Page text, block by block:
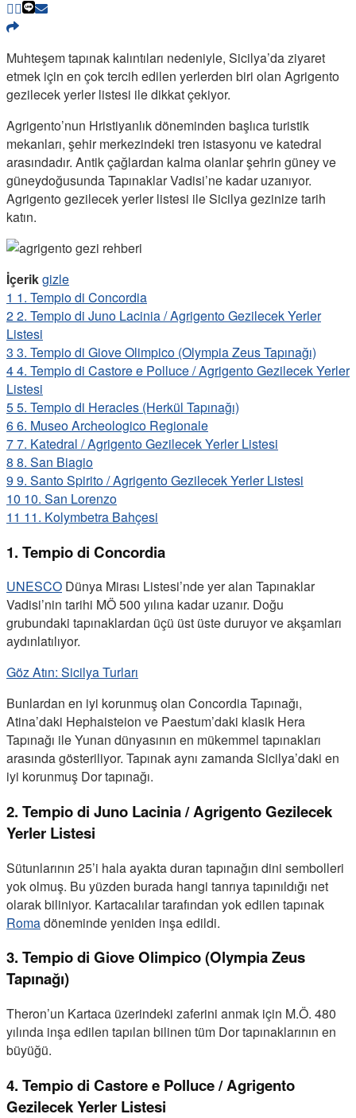
Muhteşem tapınak kalıntıları nedeniyle, Sicilya’da ziyaret
etmek için en çok tercih edilen yerlerden biri olan Agrigento
gezilecek yerler listesi ile dikkat çekiyor.
Agrigento’nun Hristiyanlık döneminden başlıca turistik
mekanları, şehir merkezindeki tren istasyonu ve katedral
arasındadır. Antik çağlardan kalma olanlar şehrin güney ve
güneydoğusunda Tapınaklar Vadisi’ne kadar uzanıyor.
Agrigento gezilecek yerler listesi ile Sicilya gezinize tarih
katın.
İçerikgizle
1 1. Tempio di Concordia
22. Tempio di Juno Lacinia / Agrigento Gezilecek Yerler
Listesi
3 3. Tempio di Giove Olimpico (Olympia Zeus Tapınağı)
44. Tempio di Castore e Polluce / Agrigento Gezilecek Yerler
Listesi
55. Tempio di Heracles (Herkül Tapınağı)
66. Museo Archeologico Regionale
77. Katedral / Agrigento Gezilecek Yerler Listesi
8 8. San Biagio
9 9. Santo Spirito / Agrigento Gezilecek Yerler Listesi
10 10. San Lorenzo
11 11. Kolymbetra Bahçesi
1. Tempio di Concordia
UNESCO Dünya Mirası Listesi’nde yer alan Tapınaklar
Vadisi’nin tarihi MÖ 500 yılına kadar uzanır. Doğu
grubundaki tapınaklardan üçü üst üste duruyor ve akşamları
aydınlatılıyor.
Göz Atın: Sicilya Turları
Bunlardan en iyi korunmuş olan Concordia Tapınağı,
Atina’daki Hephaisteion ve Paestum’daki klasik Hera
Tapınağı ile Yunan dünyasının en mükemmel tapınakları
arasında gösteriliyor. Tapınak aynı zamanda Sicilya’daki en
iyi korunmuş Dor tapınağı.
2. Tempio di Juno Lacinia / Agrigento Gezilecek
Yerler Listesi
Sütunlarının 25’i hala ayakta duran tapınağın dini sembolleri
yok olmuş. Bu yüzden burada hangi tanrıya tapınıldığı net
olarak biliniyor. Kartacalılar tarafından yok edilen tapınak
Romadöneminde yeniden inşa edildi.
3. Tempio di Giove Olimpico (Olympia Zeus
Tapınağı)
Theron’un Kartaca üzerindeki zaferini anmak için M.Ö. 480
yılında inşa edilen tapılan bilinen tüm Dor tapınaklarının en
büyüğü.
4. Tempio di Castore e Polluce / Agrigento
Gezilecek Yerler Listesi